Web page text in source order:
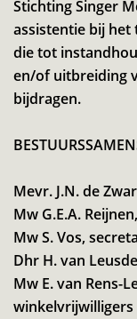
Stichting Singer
assistentie bij
die tot
en/of uitbreiding
bijdragen.
Mevr. J.N. de
Mw G.E.A.
Mw S. Vos,
Dhr H. van
Mw E. van Rens-
winkelvrijwilligers